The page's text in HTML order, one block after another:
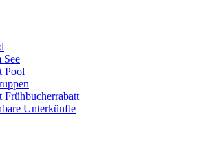
See
Pool
Frühbucherrabatt
Unterkünfte